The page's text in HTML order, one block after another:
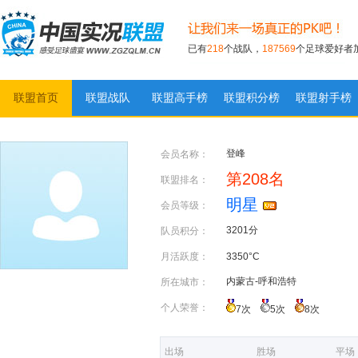
实况足球联盟
已有218个战队， 187569个足球爱好者
联盟首页 联盟战队 联盟高手榜 联盟积分榜 联盟射手榜
会员名称： 登峰
联盟排名： 第208名
会员等级： 明星
队员积分： 3201分
月活跃度： 3350°C
所在城市： 内蒙古-呼和浩特
个人荣誉： 7次 5次 8次
出场 胜场 平场